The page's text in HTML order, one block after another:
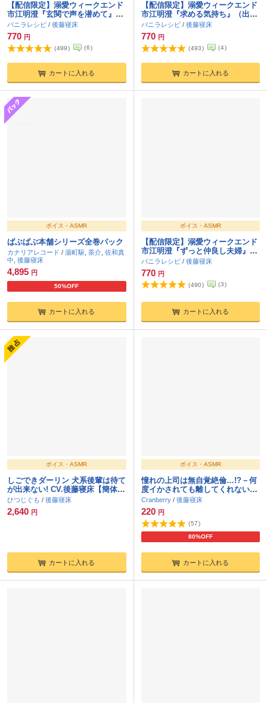
【配信限定】溺愛ウィークエンド
市江明澄『玄関で声を潜めて』
（出演：後藤寝床）
バニラレシピ / 後藤寝床
770 円
(499) (6)
カートに入れる
【配信限定】溺愛ウィークエンド
市江明澄『求める気持ち』（出
演：後藤寝床）
バニラレシピ / 後藤寝床
770 円
(493) (4)
カートに入れる
ボイス・ASMR
ばぶばぶ本舗シリーズ全巻パック
カナリアレコード / 湯町駆 茶介 佐和真
中 後藤寝床
4,895 円
50%OFF
カートに入れる
ボイス・ASMR
【配信限定】溺愛ウィークエンド
市江明澄『ずっと仲良し夫婦』
（出演：後藤寝床）
バニラレシピ / 後藤寝床
770 円
(490) (3)
カートに入れる
ボイス・ASMR
しごできダーリン 犬系後輩は待て
が出来ない! CV.後藤寝床【簡体中
文台本/韓国語台本付属】
ひつじぐも / 後藤寝床
2,640 円
カートに入れる
ボイス・ASMR
憧れの上司は無自覚絶倫…!?－何
度イかされても離してくれない－
〈1.憧れの上司と…!?〉【出演：
後藤寝床】
Cranberry / 後藤寝床
220 円
80%OFF
(57)
カートに入れる